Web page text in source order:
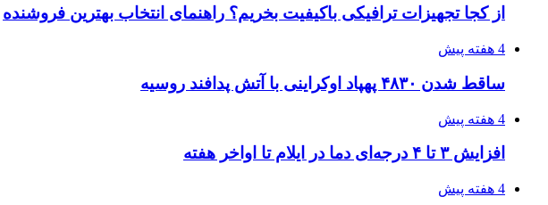
از کجا تجهیزات ترافیکی باکیفیت بخریم؟ راهنمای انتخاب بهترین فروشنده
4 هفته پیش
ساقط شدن ۴۸۳۰ پهپاد اوکراینی با آتش پدافند روسیه
4 هفته پیش
افزایش ۳ تا ۴ درجه‌ای دما در ایلام تا اواخر هفته
4 هفته پیش